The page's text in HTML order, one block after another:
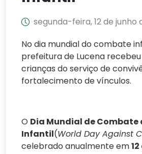
segunda-feira, 12 de junho
No dia mundial do combate
prefeitura de Lucena
crianças do serviço de
fortalecimento de vínculos.
O Dia Mundial de Combate
Infantil(World Day Against
celebrado anualmente em